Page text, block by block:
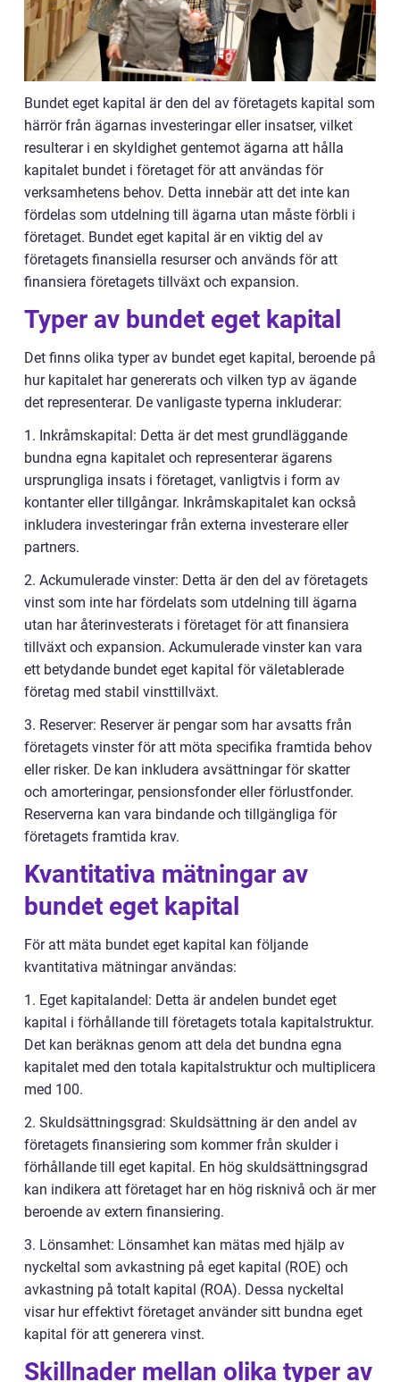
Bundet eget kapital är den del av företagets kapital som
härrör från ägarnas investeringar eller insatser, vilket
resulterar i en skyldighet gentemot ägarna att hålla
kapitalet bundet i företaget för att användas för
verksamhetens behov. Detta innebär att det inte kan
fördelas som utdelning till ägarna utan måste förbli i
företaget. Bundet eget kapital är en viktig del av
företagets finansiella resurser och används för att
finansiera företagets tillväxt och expansion.
Typer av bundet eget kapital
Det finns olika typer av bundet eget kapital, beroende på
hur kapitalet har genererats och vilken typ av ägande
det representerar. De vanligaste typerna inkluderar:
1. Inkråmskapital: Detta är det mest grundläggande
bundna egna kapitalet och representerar ägarens
ursprungliga insats i företaget, vanligtvis i form av
kontanter eller tillgångar. Inkråmskapitalet kan också
inkludera investeringar från externa investerare eller
partners.
2. Ackumulerade vinster: Detta är den del av företagets
vinst som inte har fördelats som utdelning till ägarna
utan har återinvesterats i företaget för att finansiera
tillväxt och expansion. Ackumulerade vinster kan vara
ett betydande bundet eget kapital för väletablerade
företag med stabil vinsttillväxt.
3. Reserver: Reserver är pengar som har avsatts från
företagets vinster för att möta specifika framtida behov
eller risker. De kan inkludera avsättningar för skatter
och amorteringar, pensionsfonder eller förlustfonder.
Reserverna kan vara bindande och tillgängliga för
företagets framtida krav.
Kvantitativa mätningar av
bundet eget kapital
För att mäta bundet eget kapital kan följande
kvantitativa mätningar användas:
1. Eget kapitalandel: Detta är andelen bundet eget
kapital i förhållande till företagets totala kapitalstruktur.
Det kan beräknas genom att dela det bundna egna
kapitalet med den totala kapitalstruktur och multiplicera
med 100.
2. Skuldsättningsgrad: Skuldsättning är den andel av
företagets finansiering som kommer från skulder i
förhållande till eget kapital. En hög skuldsättningsgrad
kan indikera att företaget har en hög risknivå och är mer
beroende av extern finansiering.
3. Lönsamhet: Lönsamhet kan mätas med hjälp av
nyckeltal som avkastning på eget kapital (ROE) och
avkastning på totalt kapital (ROA). Dessa nyckeltal
visar hur effektivt företaget använder sitt bundna eget
kapital för att generera vinst.
Skillnader mellan olika typer av